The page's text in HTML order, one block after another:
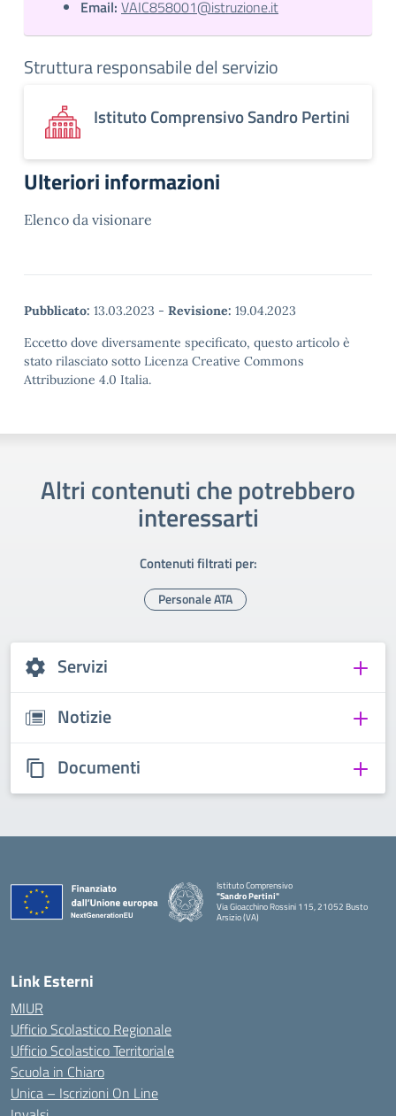
Email: VAIC858001@istruzione.it
Struttura responsabile del servizio
Istituto Comprensivo Sandro Pertini
Ulteriori informazioni
Elenco da visionare
Pubblicato: 13.03.2023 - Revisione: 19.04.2023
Eccetto dove diversamente specificato, questo articolo è
stato rilasciato sotto Licenza Creative Commons
Attribuzione 4.0 Italia.
Altri contenuti che potrebbero
interessarti
Contenuti filtrati per:
Personale ATA
Servizi
Notizie
Documenti
Istituto Comprensivo
"Sandro Pertini"
Via Gioacchino Rossini 115, 21052 Busto
Arsizio (VA)
Link Esterni
MIUR
Ufficio Scolastico Regionale
Ufficio Scolastico Territoriale
Scuola in Chiaro
Unica – Iscrizioni On Line